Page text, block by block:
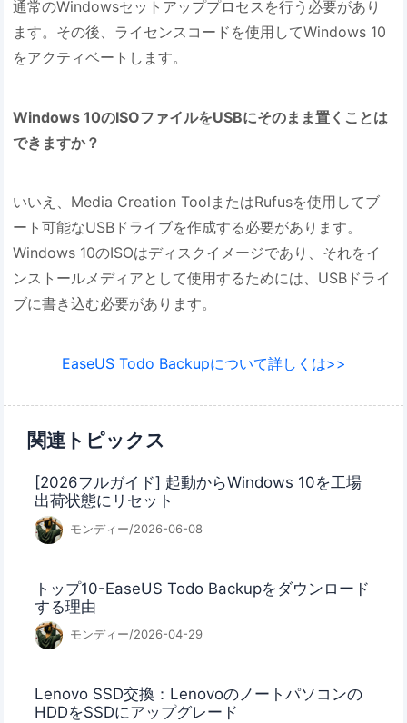
通常のWindowsセットアッププロセスを行う必要があり
ます。その後、ライセンスコードを使用してWindows 10
をアクティベートします。
Windows 10のISOファイルをUSBにそのまま置くことは
できますか？
いいえ、Media Creation ToolまたはRufusを使用してブ
ート可能なUSBドライブを作成する必要があります。
Windows 10のISOはディスクイメージであり、それをイ
ンストールメディアとして使用するためには、USBドライ
ブに書き込む必要があります。
EaseUS Todo Backupについて詳しくは>>
関連トピックス
[2026フルガイド] 起動からWindows 10を工場
出荷状態にリセット
モンディー/2026-06-08
トップ10-EaseUS Todo Backupをダウンロード
する理由
モンディー/2026-04-29
Lenovo SSD交換：Lenovoのノートパソコンの
HDDをSSDにアップグレード